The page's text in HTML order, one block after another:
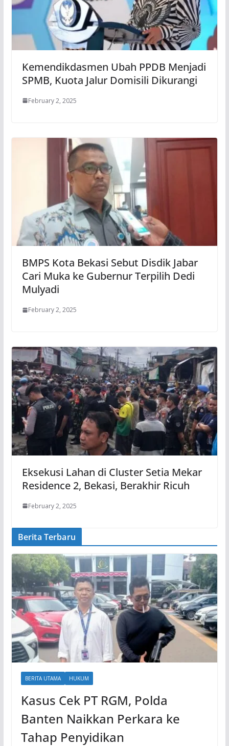
Kemendikdasmen Ubah PPDB Menjadi
SPMB, Kuota Jalur Domisili Dikurangi
February 2, 2025
BMPS Kota Bekasi Sebut Disdik Jabar
Cari Muka ke Gubernur Terpilih Dedi
Mulyadi
February 2, 2025
Eksekusi Lahan di Cluster Setia Mekar
Residence 2, Bekasi, Berakhir Ricuh
February 2, 2025
Berita Terbaru
BERITA UTAMA HUKUM
Kasus Cek PT RGM, Polda
Banten Naikkan Perkara ke
Tahap Penyidikan